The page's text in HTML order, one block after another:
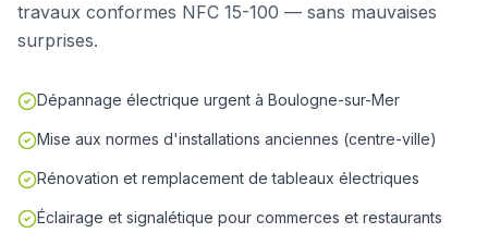
travaux conformes NFC 15-100 — sans mauvaises
surprises.
Dépannage électrique urgent à Boulogne-sur-Mer
Mise aux normes d'installations anciennes (centre-ville)
Rénovation et remplacement de tableaux électriques
Éclairage et signalétique pour commerces et restaurants